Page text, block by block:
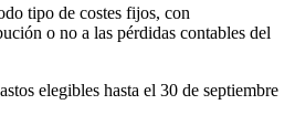
tipo de costes fijos, con
o no a las pérdidas contables del
elegibles hasta el 30 de septiembre